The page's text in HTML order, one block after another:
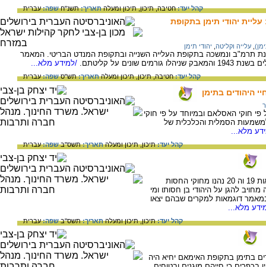
קהל יעד:חטיבה,תיכון,תיכון ומעלהתאריך:תשנ"חשפה:עברית
יהודי תימן בתקופת
עלייה וקליטה יהודי תימן
תרמ"ב ונמשכה בתקופת העלייה השנייה ובתקופת המנדט הבריטי. המאמר
על קליטתם.
/למידע מלא...
קהל יעד:חטיבה,תיכון,תיכון ומעלהתאריך:תש"סשפה:עברית
היהודים בתימן
חוקי האסלאם ובמיוחד על פי חוקי
הסמלית והכלכלית של
מלא...
קהל יעד:תיכון,תיכון ומעלהתאריך:תשס"בשפה:עברית
היהודים שחיו בחבלים הכפריים של תימן במאות 19 וה 20 נהנו מחוקי החסות
להגן על היהודי בן חסותו ומי
דוגמאות למקרים שבהם יצאו
מלא...
קהל יעד:תיכון,תיכון ומעלהתאריך:תשס"בשפה:עברית
בתימן בתקופת האימאם יחיא היה